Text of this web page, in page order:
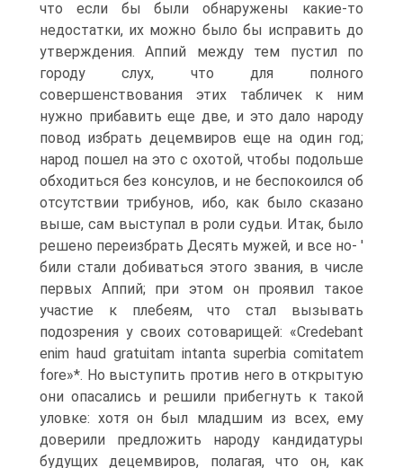
что если бы были обнаружены какие-то
недостатки, их можно было бы исправить до
утверждения. Аппий между тем пустил по
городу слух, что для полного
совершенствования этих табличек к ним
нужно прибавить еще две, и это дало народу
повод избрать децемвиров еще на один год;
народ пошел на это с охотой, чтобы подольше
обходиться без консулов, и не беспокоился об
отсутствии трибунов, ибо, как было сказано
выше, сам выступал в роли судьи. Итак, было
решено переизбрать Десять мужей, и все но- '
били стали добиваться этого звания, в числе
первых Аппий; при этом он проявил такое
участие к плебеям, что стал вызывать
подозрения у своих сотоварищей: «Credebant
enim haud gratuitam intanta superbia comitatem
fore»*. Но выступить против него в открытую
они опасались и решили прибегнуть к такой
уловке: хотя он был младшим из всех, ему
доверили предложить народу кандидатуры
будущих децемвиров, полагая, что он, как